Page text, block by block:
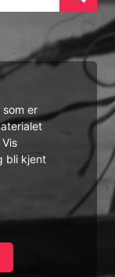
som er
bli kjent